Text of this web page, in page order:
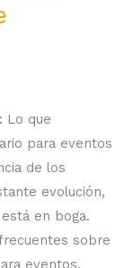
Lo que
para eventos
de los
evolución,
en boga.
sobre
eventos.